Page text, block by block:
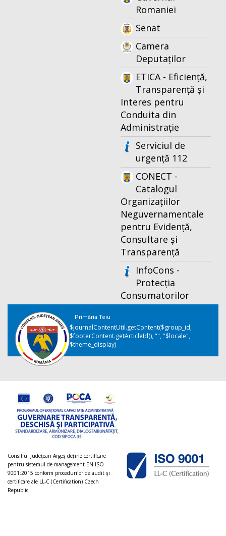
Romaniei
Senat
Camera
Deputaților
ETICA - Eficiență,
Transparență și
Interes pentru
Conduita din
Administrație
Serviciul de
urgență 112
CONECT -
Catalogul
Organizațiilor
Neguvernamentale
pentru Evidență,
Consultare și
Transparență
InfoCons -
Protecția
Consumatorilor
Primăria Teiu
$journalContentUtil.getContent($group_id,
$footerContent.getArticleId(), "", "$locale",
$theme_display)
Consiliul Judeţean Argeș deţine certificare
pentru sistemul de management EN ISO
9001:2015 conform procedurilor de audit şi
certificare ale LL-C (Certification) Czech
Republic